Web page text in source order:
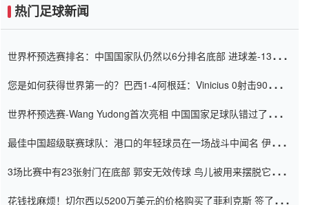
热门足球新闻
世界杯预选赛排名：中国国家队仍然以6分排名底部 进球差-13令人
您是如何获得世界第一的？巴西1-4阿根廷：Vinicius 0射击90分钟
世界杯预选赛-Wang Yudong首次亮相 中国国家足球队错过了世界
最佳中国超级联赛球队：港口的年轻球员在一场战斗中闻名 伊万放
3场比赛中有23张射门在底部 郭安无效传球 鸟儿被用来摆脱它
花钱找麻烦！切尔西以5200万美元的价格购买了菲利克斯 签了7年